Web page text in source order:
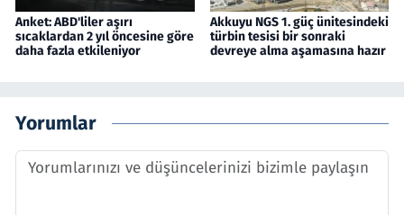
Anket: ABD'liler aşırı
sıcaklardan 2 yıl öncesine göre
daha fazla etkileniyor
Akkuyu NGS 1. güç ünitesindeki
türbin tesisi bir sonraki
devreye alma aşamasına hazır
Yorumlar